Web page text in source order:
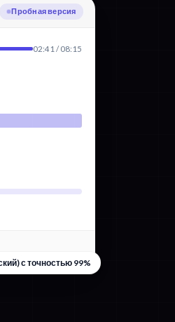
Загрузка
02:41 / 08:15
с точностью 99%